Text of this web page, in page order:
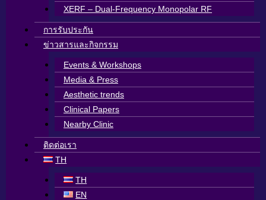
XERF – Dual-Frequency Monopolar RF
การรับประกัน
ข่าวสารและกิจกรรม
Events & Workshops
Media & Press
Aesthetic trends
Clinical Papers
Nearby Clinic
ติดต่อเรา
TH
TH
EN